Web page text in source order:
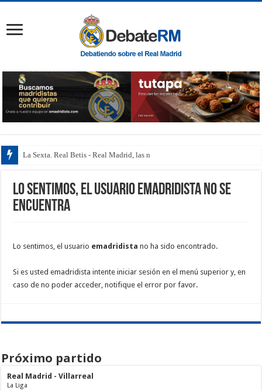
La Sexta. Real Betis - Real Madrid, las notas
Lo sentimos, el usuario emadridista no se
encuentra
Lo sentimos, el usuario emadridista no ha sido encontrado.
Si es usted emadridista intente iniciar sesión en el menú superior y, en
caso de no poder acceder, notifique el error por favor.
Próximo partido
Real Madrid - Villarreal
La Liga